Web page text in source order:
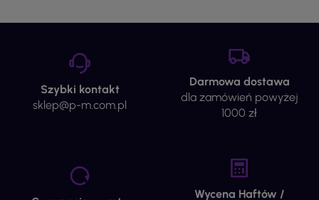
Szybki kontakt
sklep@p-m.com.pl
Darmowa dostawa
dla zamówień powyżej
1000 zł
Wycena Haftów /